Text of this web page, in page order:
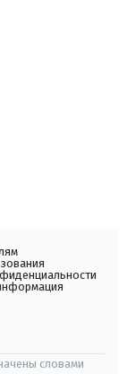
словами